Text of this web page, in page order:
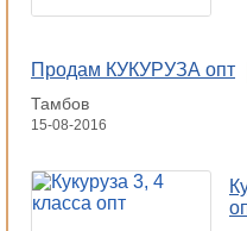
Продам КУКУРУЗА опт
Тамбов
15-08-2016